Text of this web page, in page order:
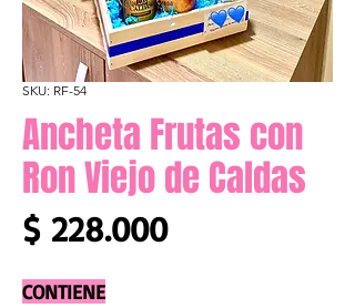
SKU: RF-54
Ancheta Frutas con
Ron Viejo de Caldas
$ 228.000Precio
CONTIENE